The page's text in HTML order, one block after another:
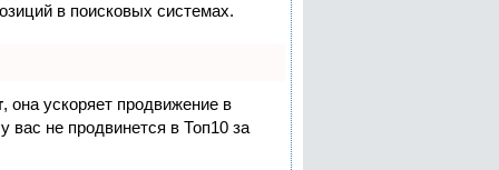
в поисковых системах.
, она ускоряет продвижение в
вас не продвинется в Топ10 за